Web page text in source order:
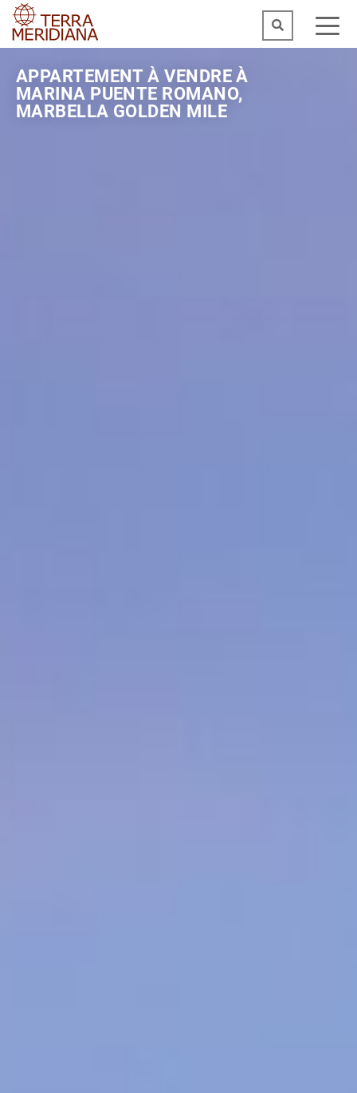
APPARTEMENT À VENDRE À
MARINA PUENTE ROMANO,
MARBELLA GOLDEN MILE